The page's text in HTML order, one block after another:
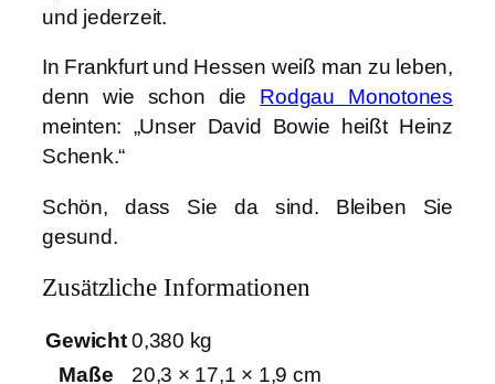
und jederzeit.
In Frankfurt und Hessen weiß man zu leben,
denn wie schon die Rodgau Monotones
meinten: „Unser David Bowie heißt Heinz
Schenk.“
Schön, dass Sie da sind. Bleiben Sie
gesund.
Zusätzliche Informationen
Gewicht 0,380 kg
Maße
20,3 × 17,1 × 1,9 cm